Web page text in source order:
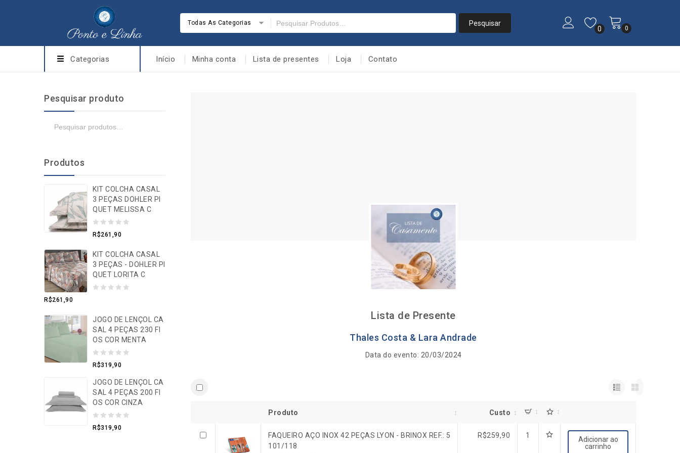
Todas As Categorias
0 0
Categorias Início Minha conta Lista de presentes Loja Contato
Lista de Presente
Thales Costa & Lara Andrade
Data do evento: 20/03/2024
Produto Custo
FAQUEIRO AÇO INOX 42 PEÇAS LYON - BRINOX REF.: 5
101/118
R$259,90 1
Adicionar ao
carrinho
Pesquisar produto
Produtos
KIT COLCHA CASAL
3 PEÇAS DOHLER PI
QUET MELISSA C
0
u
t
R$261,90
KIT COLCHA CASAL
3 PEÇAS - DOHLER PI
QUET LORITA C
u
t
R$261,90
JOGO DE LENÇOL CA
SAL 4 PEÇAS 230 FI
OS COR MENTA
0
u
t
o
f
R$319,90
JOGO DE LENÇOL CA
SAL 4 PEÇAS 200 FI
OS COR CINZA
0R$319,90